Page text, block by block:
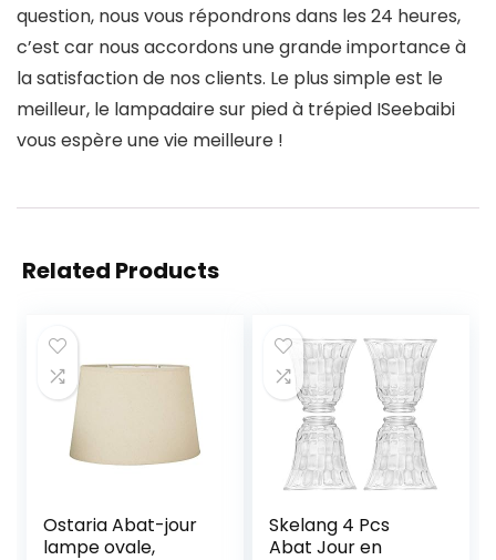
question, nous vous répondrons dans les 24 heures,
c’est car nous accordons une grande importance à
la satisfaction de nos clients. Le plus simple est le
meilleur, le lampadaire sur pied à trépied ISeebaibi
vous espère une vie meilleure !
Related Products
Ostaria Abat-jour
lampe ovale,
Skelang 4 Pcs
Abat Jour en